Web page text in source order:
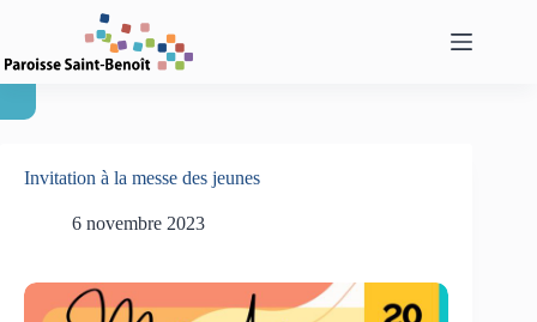
Invitation à la messe des jeunes
6 novembre 2023